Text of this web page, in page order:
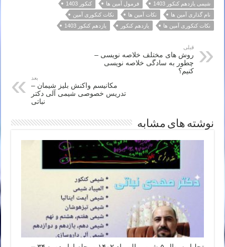
شیمی یازدهم کنکور 1403
فرمول آمین ها
کنکور 1403
نام گذاری آمین ها
نکات آمین ها
نکات کنکوری آمین
نکات کنکوری آمین ها
یازدهم کنکور یازدهم کنکور 1403
قبلی
روش های مختلف خلاصه نویسی –
چطور به سادگی خلاصه نویسی
کنیم؟
بعد
مکانیسم واکنش بلیز شیمان –
تدریس خصوصی شیمی آلی دکتر
نباتی
نوشته های مشابه